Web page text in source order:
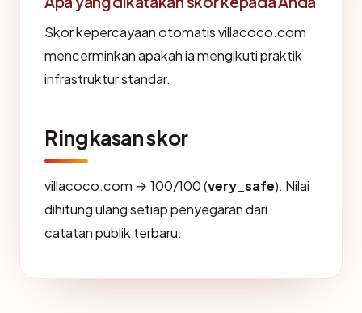
Skor kepercayaan otomatis villacoco.com
mencerminkan apakah ia mengikuti praktik
infrastruktur standar.
Ringkasan skor
villacoco.com → 100/100 (very_safe). Nilai
dihitung ulang setiap penyegaran dari
catatan publik terbaru.